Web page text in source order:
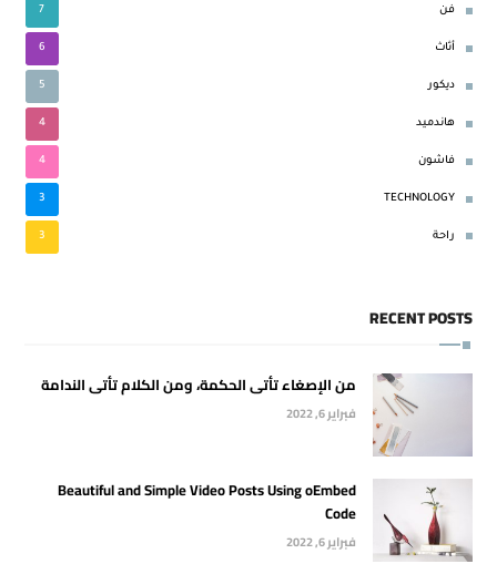
فن 7
أثاث 6
ديكور 5
هاندميد 4
فاشون 4
TECHNOLOGY
3
راحة 3
RECENT POSTS
من الإصغاء تأتى الحكمة، ومن الكلام تأتى الندامة
فبراير 6, 2022
Beautiful and Simple Video Posts Using oEmbed
Code
فبراير 6, 2022